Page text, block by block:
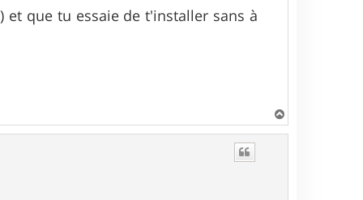
que tu essaie de t'installer sans à
a